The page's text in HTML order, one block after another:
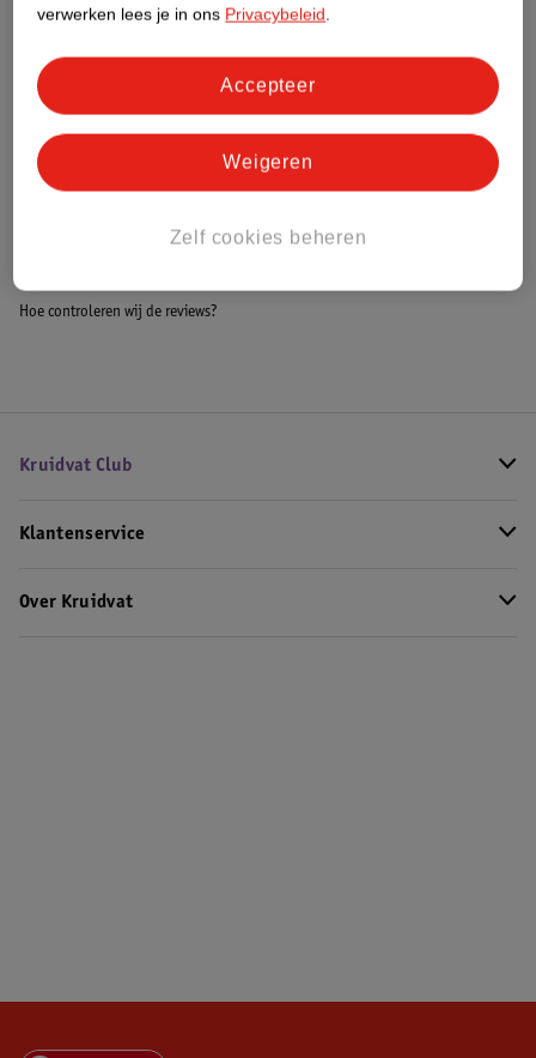
Meer informatie
Bestel & Bezorginformatie
Hoe controleren wij de reviews?
Kruidvat Club
Klantenservice
Over Kruidvat
verwerken lees je in ons Privacybeleid.
Zelf cookies beheren
Weigeren
Accepteer